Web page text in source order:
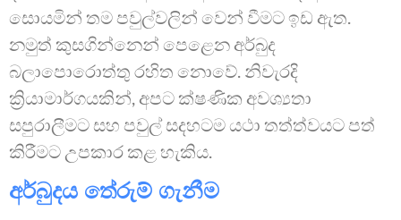
සොයමින් තම පවුල්වලින් වෙන් වීමට ඉඩ ඇත.
නමුත් කුසගින්නෙන් පෙළෙන අර්බුද
බලාපොරොත්තු රහිත නොවේ. නිවැරදි
ක්‍රියාමාර්ගයකින්, අපට ක්ෂණික අවශ්‍යතා
සපුරාලීමට සහ පවුල් සදහටම යථා තත්ත්වයට පත්
කිරීමට උපකාර කළ හැකිය.
අර්බුදය තේරුම් ගැනීම